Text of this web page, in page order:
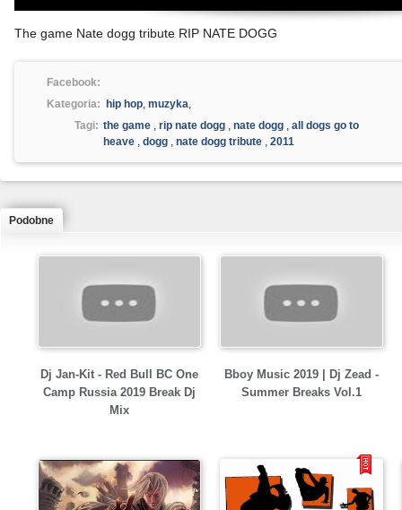
The game Nate dogg tribute RIP NATE DOGG
Facebook:
Kategoria:
hip hop, muzyka,
Tagi: the game , rip nate dogg , nate dogg , all dogs go to
heave , dogg , nate dogg tribute , 2011
Podobne
Dj Jan-Kit - Red Bull BC One
Camp Russia 2019 Break Dj
Mix
Bboy Music 2019 | Dj Zead -
Summer Breaks Vol.1